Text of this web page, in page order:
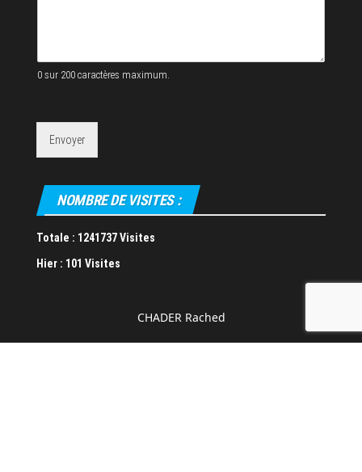
a
0 sur 200 caractères maximum.
Envoyer
NOMBRE DE VISITES :
Totale : 1241737 Visites
Hier : 101 Visites
CHADER Rached